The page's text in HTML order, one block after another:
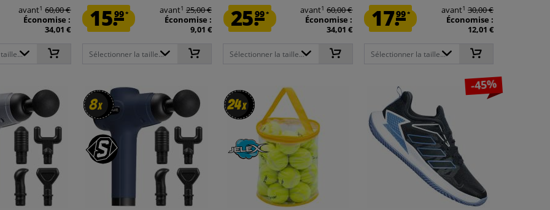
avant1 60,00 €
Économise :
34,01 €
15.99* avant1 25,00 €
Économise :
9,01 €
Sélectionner la taille...
25.99* avant1 60,00 €
Économise :
34,01 €
Sélectionner la taille...
17.99* avant1 30,00 €
Économise :
12,01 €
Sélectionner la taille...
8x
8x 24x
24x
-45%